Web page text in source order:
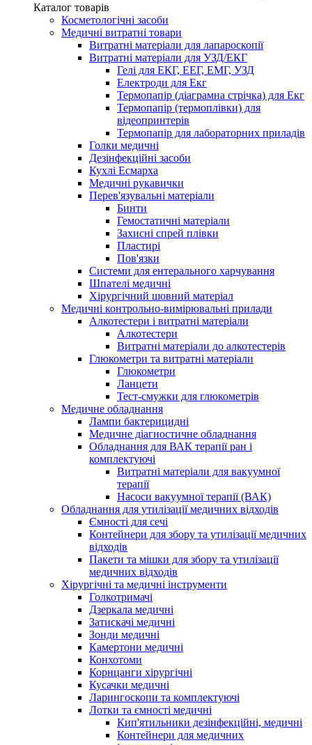
Каталог товарів
Косметологічні засоби
Медичні витратні товари
Витратні матеріали для лапароскопії
Витратні матеріали для УЗД/ЕКГ
Гелі для ЕКГ, ЕЕГ, ЕМГ, УЗД
Електроди для Екг
Термопапір (діаграмна стрічка) для Екг
Термопапір (термоплівки) для
відеопринтерів
Термопапір для лабораторних приладів
Голки медичні
Дезінфекційні засоби
Кухлі Есмарха
Медичні рукавички
Перев'язувальні матеріали
Бинти
Гемостатичні матеріали
Захисні спрей плівки
Пластирі
Пов'язки
Системи для ентерального харчування
Шпателі медичні
Хірургічний шовний матеріал
Медичні контрольно-вимірювальні прилади
Алкотестери і витратні матеріали
Алкотестери
Витратні матеріали до алкотестерів
Глюкометри та витратні матеріали
Глюкометри
Ланцети
Тест-смужки для глюкометрів
Медичне обладнання
Лампи бактерицидні
Медичне діагностичне обладнання
Обладнання для ВАК терапії ран і
комплектуючі
Витратні матеріали для вакуумної
терапії
Насоси вакуумної терапії (ВАК)
Обладнання для утилізації медичних відходів
Ємності для сечі
Контейнери для збору та утилізації медичних
відходів
Пакети та мішки для збору та утилізації
медичних відходів
Хірургічні та медичні інструменти
Голкотримачі
Дзеркала медичні
Затискачі медичні
Зонди медичні
Камертони медичні
Конхотоми
Корнцанги хірургічні
Кусачки медичні
Ларингоскопи та комплектуючі
Лотки та ємності медичні
Кип'ятильники дезінфекційні, медичні
Контейнери для медичних